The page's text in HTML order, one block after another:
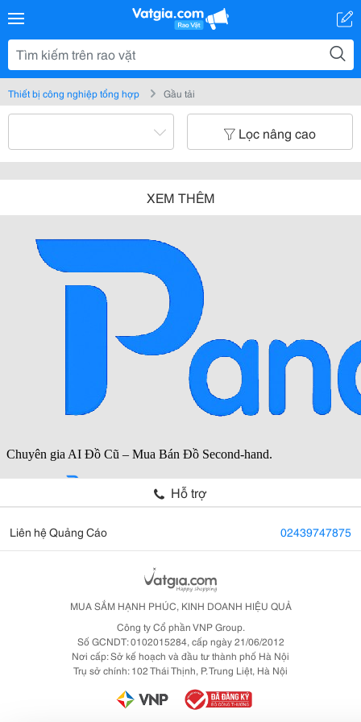
Thiết bị công nghiệp tổng hợp Gầu tải
Lọc nâng cao
XEM THÊM
Hỗ trợ
Liên hệ Quảng Cáo 02439747875
MUA SẮM HẠNH PHÚC, KINH DOANH HIỆU QUẢ
Công ty Cổ phần VNP Group.
Số GCNDT: 0102015284, cấp ngày 21/06/2012
Nơi cấp: Sở kế hoạch và đầu tư thành phố Hà Nội
Trụ sở chính: 102 Thái Thịnh, P. Trung Liệt, Hà Nội